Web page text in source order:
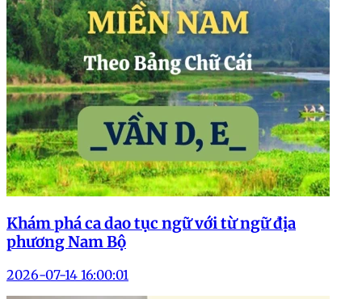
Khám phá ca dao tục ngữ với từ ngữ địa
phương Nam Bộ
2026-07-14 16:00:01